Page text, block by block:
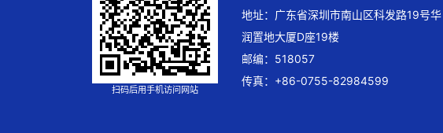
扫码后用手机访问网站
地址：广东省深圳市南山区科发路19号华
润置地大厦D座19楼
邮编：518057
传真：+86-0755-82984599